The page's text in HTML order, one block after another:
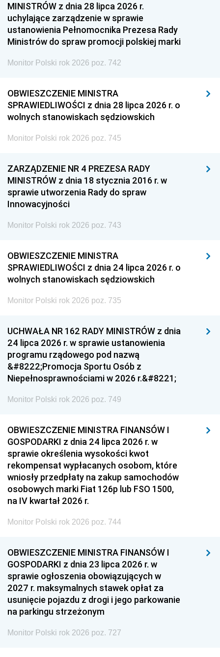
MINISTRÓW z dnia 28 lipca 2026 r.
uchylające zarządzenie w sprawie
ustanowienia Pełnomocnika Prezesa Rady
Ministrów do spraw promocji polskiej marki
Monitor Polski rok 2026 poz. 742
OBWIESZCZENIE MINISTRA
SPRAWIEDLIWOŚCI z dnia 28 lipca 2026 r. o
wolnych stanowiskach sędziowskich
Monitor Polski rok 2026 poz. 745
ZARZĄDZENIE NR 4 PREZESA RADY
MINISTRÓW z dnia 18 stycznia 2016 r. w
sprawie utworzenia Rady do spraw
Innowacyjności
Monitor Polski rok 2026 poz. 743
OBWIESZCZENIE MINISTRA
SPRAWIEDLIWOŚCI z dnia 24 lipca 2026 r. o
wolnych stanowiskach sędziowskich
Monitor Polski rok 2026 poz. 735
UCHWAŁA NR 162 RADY MINISTRÓW z dnia
24 lipca 2026 r. w sprawie ustanowienia
programu rządowego pod nazwą
&#8222;Promocja Sportu Osób z
Niepełnosprawnościami w 2026 r.&#8221;
Monitor Polski rok 2026 poz. 749
OBWIESZCZENIE MINISTRA FINANSÓW I
GOSPODARKI z dnia 24 lipca 2026 r. w
sprawie określenia wysokości kwot
rekompensat wypłacanych osobom, które
wniosły przedpłaty na zakup samochodów
osobowych marki Fiat 126p lub FSO 1500,
na IV kwartał 2026 r.
Monitor Polski rok 2026 poz. 744
OBWIESZCZENIE MINISTRA FINANSÓW I
GOSPODARKI z dnia 23 lipca 2026 r. w
sprawie ogłoszenia obowiązujących w
2027 r. maksymalnych stawek opłat za
usunięcie pojazdu z drogi i jego parkowanie
na parkingu strzeżonym
Monitor Polski rok 2026 poz. 727